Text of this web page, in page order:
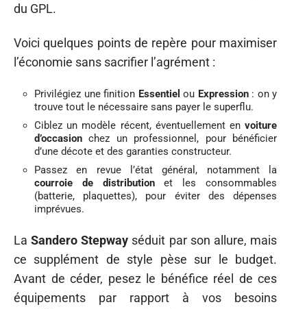
du GPL.
Voici quelques points de repère pour maximiser
l’économie sans sacrifier l’agrément :
Privilégiez une finition Essentiel ou Expression: on y
trouve tout le nécessaire sans payer le superflu.
Ciblez un modèle récent, éventuellement en voiture
d’occasion chez un professionnel, pour bénéficier
d’une décote et des garanties constructeur.
Passez en revue l’état général, notamment la
courroie de distributionet les consommables
(batterie, plaquettes), pour éviter des dépenses
imprévues.
LaSandero Stepway séduit par son allure, mais
ce supplément de style pèse sur le budget.
Avant de céder, pesez le bénéfice réel de ces
équipements par rapport à vos besoins